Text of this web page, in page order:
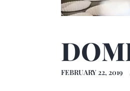
FEBRUARY 22, 2019